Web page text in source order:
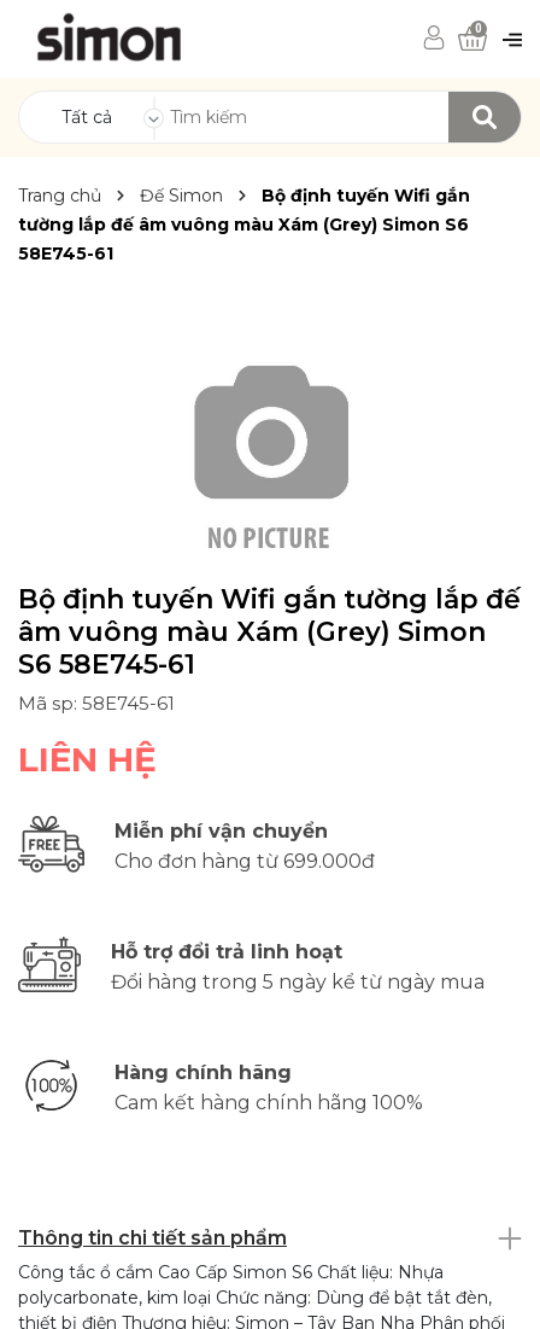
Tất cả
0
Trang chủ Đế Simon
Bộ định tuyến Wifi gắn
tường lắp đế âm vuông màu Xám (Grey) Simon S6
58E745-61
Bộ định tuyến Wifi gắn tường lắp đế
âm vuông màu Xám (Grey) Simon
S6 58E745-61
Mã sp: 58E745-61
LIÊN HỆ
Miễn phí vận chuyển
Cho đơn hàng từ 699.000đ
Hỗ trợ đổi trả linh hoạt
Đổi hàng trong 5 ngày kể từ ngày mua
Hàng chính hãng
Cam kết hàng chính hãng 100%
Thông tin chi tiết sản phẩm
Công tắc ổ cắm Cao Cấp Simon S6 Chất liệu: Nhựa
polycarbonate, kim loại Chức năng: Dùng để bật tắt đèn,
thiết bị điện Thương hiệu: Simon – Tây Ban Nha Phân phối